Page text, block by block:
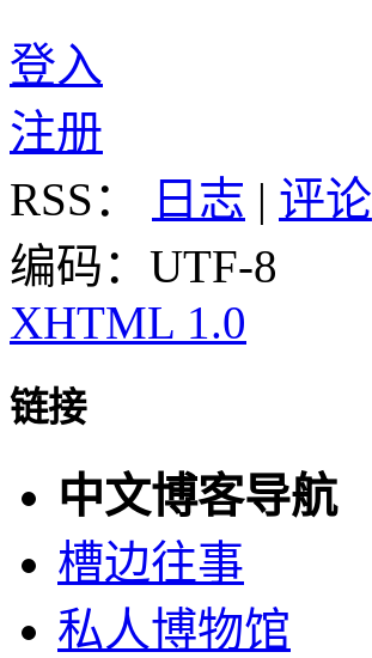
登入
注册
RSS：
日志 | 评论
编码：UTF-8
XHTML 1.0
链接
中文博客导航
槽边往事
私人博物馆